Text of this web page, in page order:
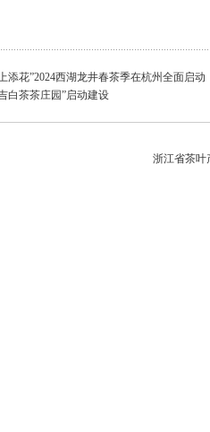
添花”2024西湖龙井春茶季在杭州全面启动
白茶茶庄园”启动建设
浙江省茶